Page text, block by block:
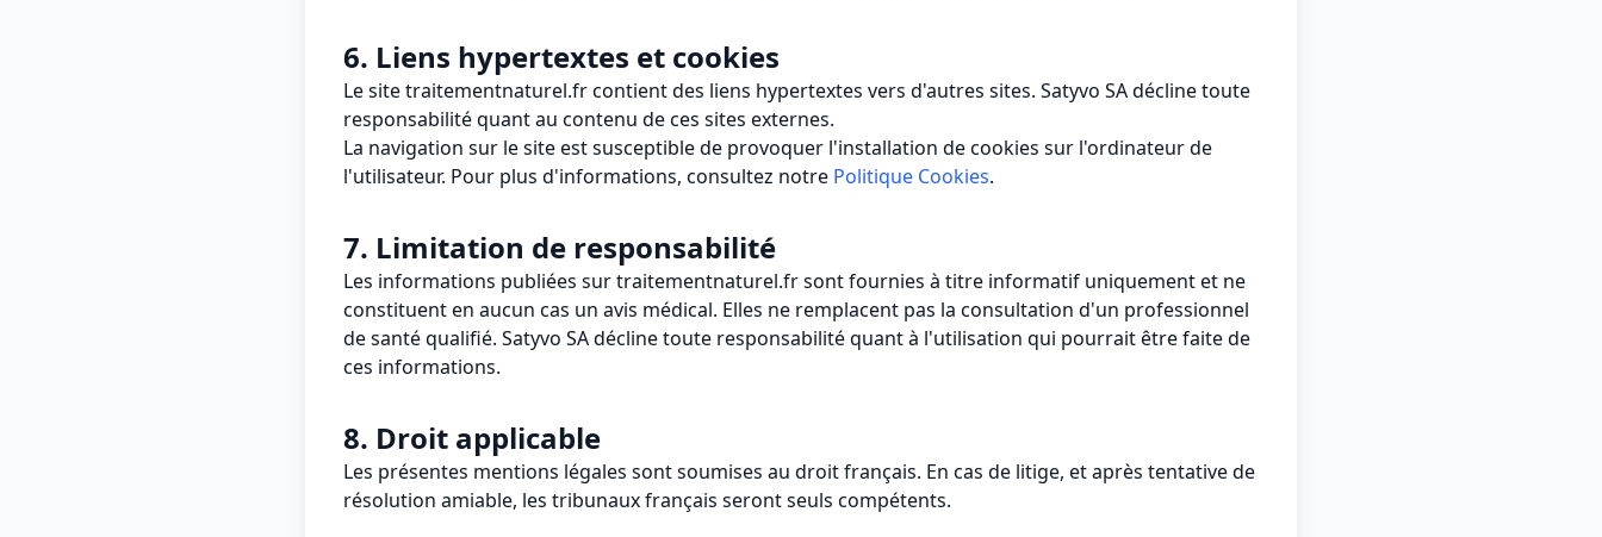
6. Liens hypertextes et cookies
Le site traitementnaturel.fr contient des liens hypertextes vers d'autres sites. Satyvo SA décline toute
responsabilité quant au contenu de ces sites externes.
La navigation sur le site est susceptible de provoquer l'installation de cookies sur l'ordinateur de
l'utilisateur. Pour plus d'informations, consultez notre Politique Cookies.
7. Limitation de responsabilité
Les informations publiées sur traitementnaturel.fr sont fournies à titre informatif uniquement et ne
constituent en aucun cas un avis médical. Elles ne remplacent pas la consultation d'un professionnel
de santé qualifié. Satyvo SA décline toute responsabilité quant à l'utilisation qui pourrait être faite de
ces informations.
8. Droit applicable
Les présentes mentions légales sont soumises au droit français. En cas de litige, et après tentative de
résolution amiable, les tribunaux français seront seuls compétents.